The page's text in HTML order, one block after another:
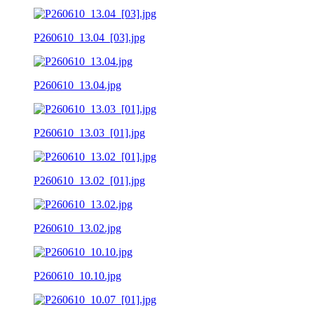
P260610_13.04_[03].jpg
P260610_13.04.jpg
P260610_13.03_[01].jpg
P260610_13.02_[01].jpg
P260610_13.02.jpg
P260610_10.10.jpg